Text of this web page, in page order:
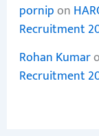
pornipon
Recruitment
Rohan Kumar
Recruitment